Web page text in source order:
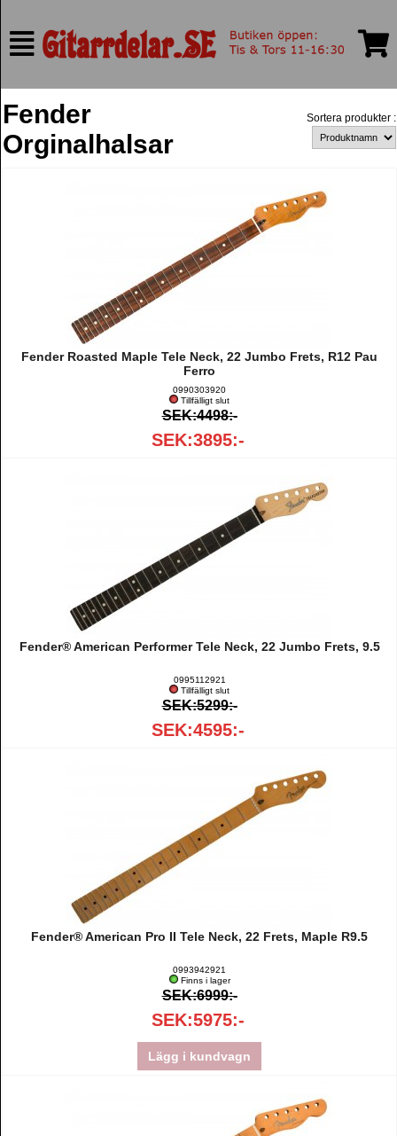
Fender
Orginalhalsar
Sortera produkter :
Fender Roasted Maple Tele Neck, 22 Jumbo Frets, R12 Pau
Ferro
0990303920
Tillfälligt slut
SEK:4498:-
SEK:3895:-
Fender® American Performer Tele Neck, 22 Jumbo Frets, 9.5
0995112921
Tillfälligt slut
SEK:5299:-
SEK:4595:-
Fender® American Pro II Tele Neck, 22 Frets, Maple R9.5
0993942921
Finns i lager
SEK:6999:-
SEK:5975:-
Lägg i kundvagn